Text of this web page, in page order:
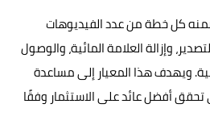
كل خطة من عدد الفيديوهات
وإزالة العلامة المائية، والوصول
ويهدف هذا المعيار إلى مساعدة
تحقق أفضل عائد على الاستثمار وفقًا